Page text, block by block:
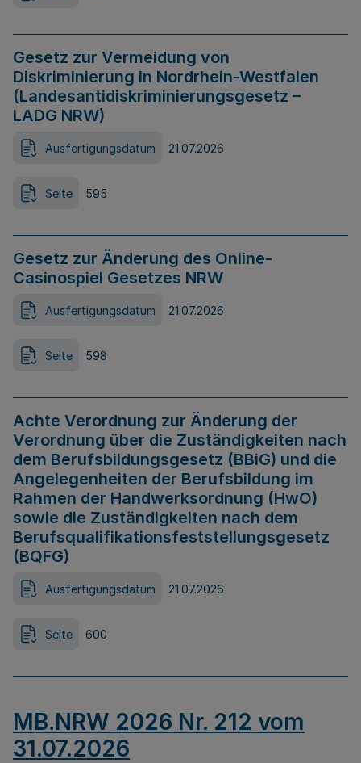
Gesetz zur Vermeidung von
Diskriminierung in Nordrhein-Westfalen
(Landesantidiskriminierungsgesetz –
LADG NRW)
Ausfertigungsdatum 21.07.2026
Seite 595
Gesetz zur Änderung des Online-
Casinospiel Gesetzes NRW
Ausfertigungsdatum 21.07.2026
Seite 598
Achte Verordnung zur Änderung der
Verordnung über die Zuständigkeiten nach
dem Berufsbildungsgesetz (BBiG) und die
Angelegenheiten der Berufsbildung im
Rahmen der Handwerksordnung (HwO)
sowie die Zuständigkeiten nach dem
Berufsqualifikationsfeststellungsgesetz
(BQFG)
Ausfertigungsdatum 21.07.2026
Seite 600
MB.NRW 2026 Nr. 212 vom
31.07.2026